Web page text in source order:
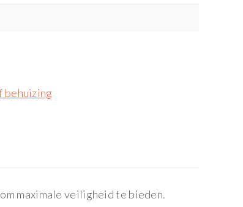
behuizing
maximale veiligheid te bieden.